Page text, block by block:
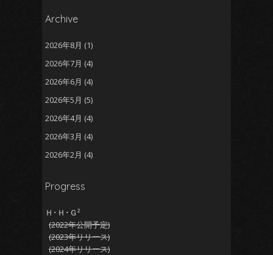
Archive
2026年8月 (1)
2026年7月 (4)
2026年6月 (4)
2026年5月 (5)
2026年4月 (4)
2026年3月 (4)
2026年2月 (4)
2025年12月
2025年11月
2025年10月(4)
2025年9月 (4)
Progress
Ｈ･Ｈ･Ｇ²
(2022年公開予定)
(2023年リリース)
(2024年リリース)